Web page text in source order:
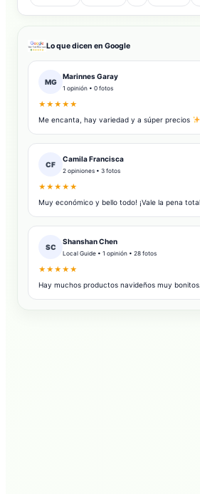
Lo que dicen en Google
MG
Marinnes Garay
1 opinión • 0 fotos
★★★★★
Me encanta, hay variedad y a súper precios
CF
Camila Francisca
2 opiniones • 3 fotos
★★★★★
Muy económico y bello todo! ¡Vale la pena
SC
Shanshan Chen
Local Guide • 1 opinión • 28 fotos
★★★★★
Hay muchos productos navideños muy bonitos.